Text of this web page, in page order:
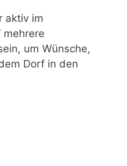
aktiv im
mehrere
um Wünsche,
Dorf in den